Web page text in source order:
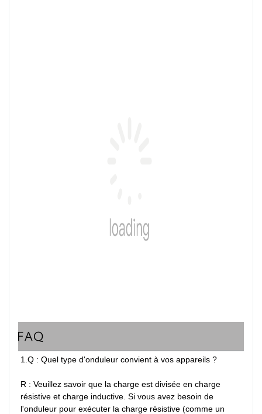
FAQ
1.Q : Quel type d'onduleur convient à vos appareils ?
R : Veuillez savoir que la charge est divisée en charge
résistive et charge inductive. Si vous avez besoin de
l'onduleur pour exécuter la charge résistive (comme un